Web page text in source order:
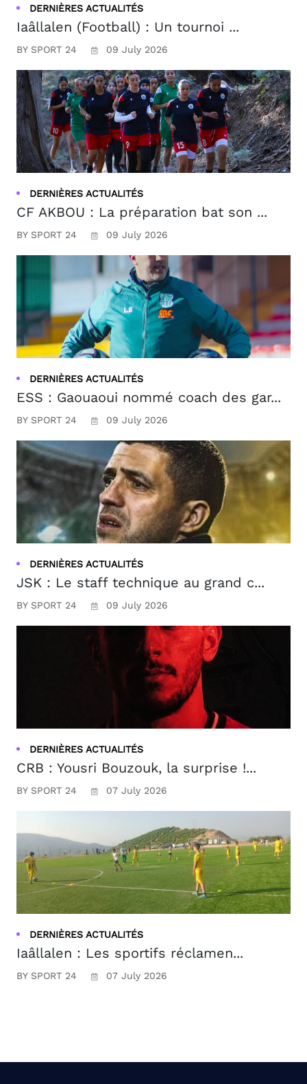
DERNIÈRES ACTUALITÉS
Iaâllalen (Football) : Un tournoi ...
BY SPORT 24 09 July 2026
DERNIÈRES ACTUALITÉS
CF AKBOU : La préparation bat son ...
BY SPORT 24 09 July 2026
DERNIÈRES ACTUALITÉS
ESS : Gaouaoui nommé coach des gar...
BY SPORT 24 09 July 2026
DERNIÈRES ACTUALITÉS
JSK : Le staff technique au grand c...
BY SPORT 24 09 July 2026
DERNIÈRES ACTUALITÉS
CRB : Yousri Bouzouk, la surprise !...
BY SPORT 24 07 July 2026
DERNIÈRES ACTUALITÉS
Iaâllalen : Les sportifs réclamen...
BY SPORT 24 07 July 2026